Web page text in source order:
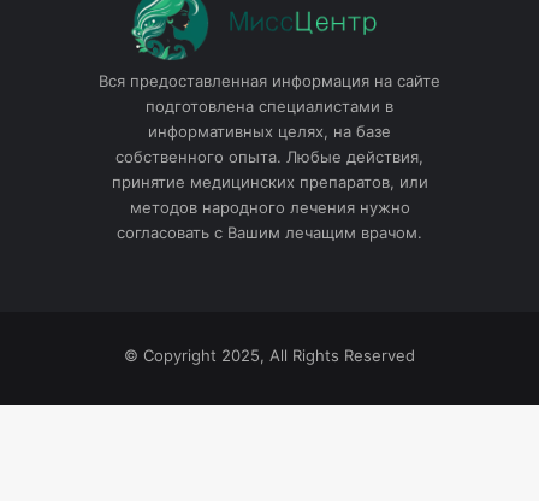
Вся предоставленная информация на сайте
подготовлена специалистами в
информативных целях, на базе
собственного опыта. Любые действия,
принятие медицинских препаратов, или
методов народного лечения нужно
согласовать с Вашим лечащим врачом.
© Copyright 2025, All Rights Reserved